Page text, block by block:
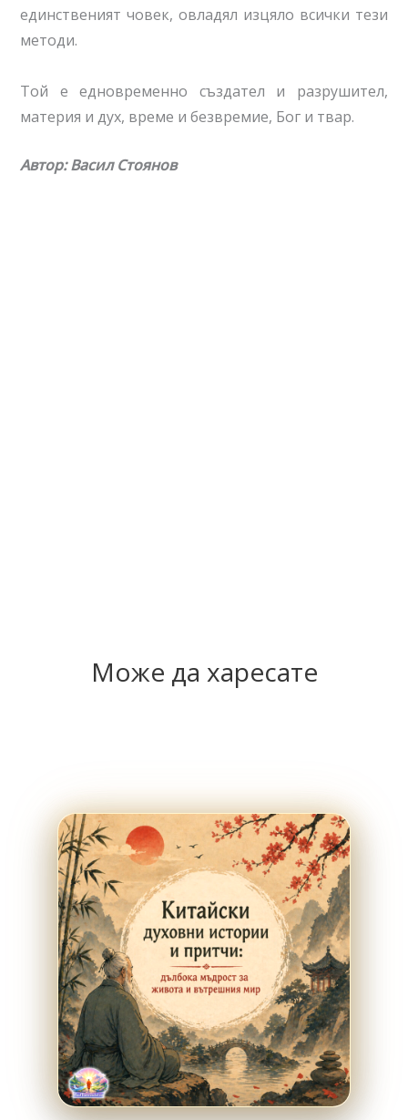
единственият човек, овладял изцяло всички тези
методи.
Той е едновременно създател и разрушител,
материя и дух, време и безвремие, Бог и твар.
Автор: Васил Стоянов
Може да харесате